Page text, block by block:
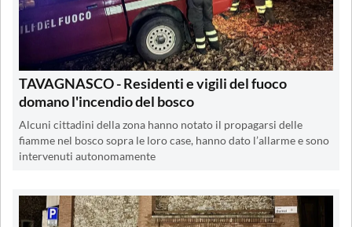
TAVAGNASCO - Residenti e vigili del fuoco
domano l'incendio del bosco
Alcuni cittadini della zona hanno notato il propagarsi delle
fiamme nel bosco sopra le loro case, hanno dato l’allarme e sono
intervenuti autonomamente